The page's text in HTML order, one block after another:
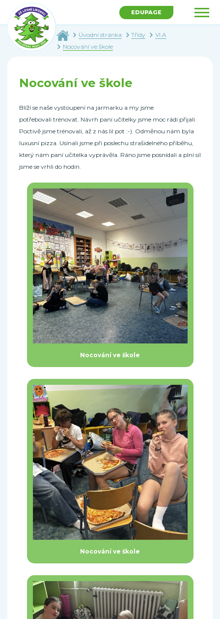
EDUPAGE
Úvodní stránka Třídy
VI.A
Nocování ve škole
Nocování ve škole
Blíží se naše vystoupení na jarmarku a my jsme
potřebovali trénovat. Návrh paní učitelky jsme moc rádi přijali.
Poctivě jsme trénovali, až z nás lil pot :-). Odměnou nám byla
luxusní pizza. Usínali jsme při poslechu strašidelného příběhu,
který nám paní učitelka vyprávěla. Ráno jsme posnídali a plní sil
jsme se vrhli do hodin.
Nocování ve škole
Nocování ve škole